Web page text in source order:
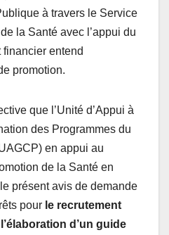
à travers le Service
la Santé avec l’appui du
entend
promotion.
que l’Unité d’Appui à
des Programmes du
en appui au
de la Santé en
présent avis de demande
pour le recrutement
d’un guide